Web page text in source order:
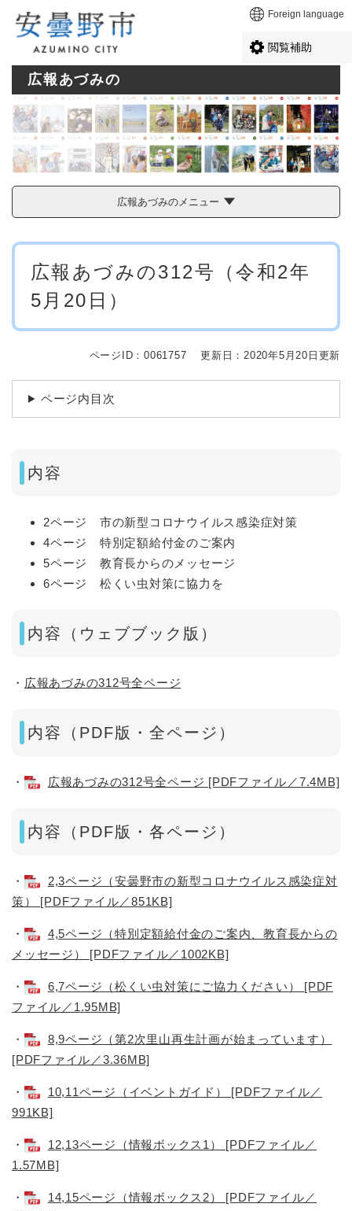
メニューを飛ばして本文へ Foreign language
閲覧補助
広報あづみの
広報あづみのメニュー
本
広報あづみの312号（令和2年
5月20日）
ページID：0061757 更新日：2020年5月20日更新
ページ内目次
内容
2ページ 市の新型コロナウイルス感染症対策
4ページ 特別定額給付金のご案内
5ページ 教育長からのメッセージ
6ページ 松くい虫対策に協力を
内容（ウェブブック版）
・ 広報あづみの312号全ページ
内容（PDF版・全ページ）
・ 広報あづみの312号全ページ [PDFファイル／7.4MB]
内容（PDF版・各ページ）
・
2,3ページ（安曇野市の新型コロナウイルス感染症対
策） [PDFファイル／851KB]
・
4,5ページ（特別定額給付金のご案内、教育長からの
メッセージ） [PDFファイル／1002KB]
・
6,7ページ（松くい虫対策にご協力ください） [PDF
ファイル／1.95MB]
・
8,9ページ（第2次里山再生計画が始まっています）
[PDFファイル／3.36MB]
・
10,11ページ（イベントガイド） [PDFファイル／
991KB]
・
12,13ページ（情報ボックス1） [PDFファイル／
1.57MB]
・
14,15ページ（情報ボックス2） [PDFファイル／